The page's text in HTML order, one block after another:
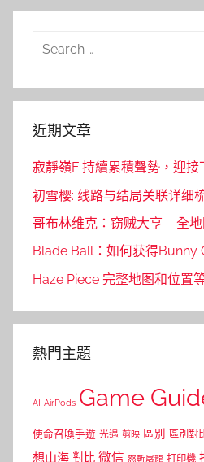
Search
近期文章
寂靜嶺F 持續累積聲勢，迎
初雪樱: 线路与结局关联详细
哥布林维克：窃贼大亨 – 全
Blade Ball：如何获得Bunny
Haze Piece 完整地图和位置
熱門主題
AI AirPods Game
使命召喚手遊 光遇 剪映 區別 區別對
想山海 對比 微信 怒斬屠龍 打印機